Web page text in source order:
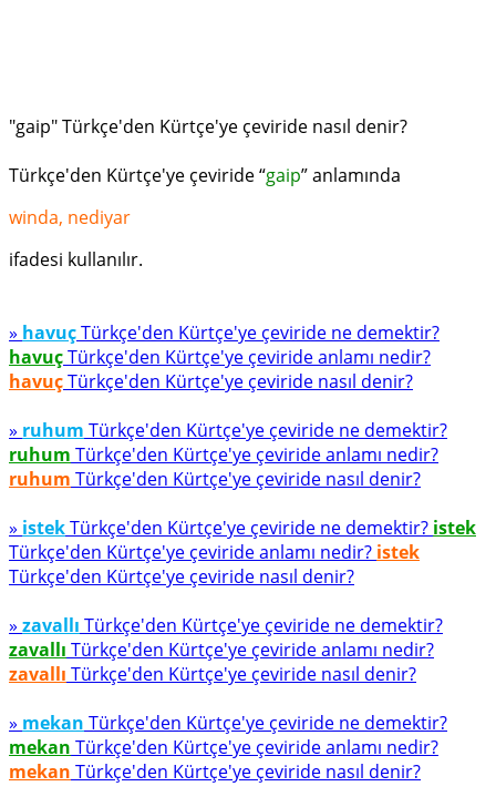
"gaip" Türkçe'den Kürtçe'ye çeviride nasıl denir?
Türkçe'den Kürtçe'ye çeviride “gaip” anlamında
winda, nediyar
ifadesi kullanılır.
» havuçTürkçe'den Kürtçe'ye çeviride ne demektir?
havuçTürkçe'den Kürtçe'ye çeviride anlamı nedir?
havuçTürkçe'den Kürtçe'ye çeviride nasıl denir?
» ruhum Türkçe'den Kürtçe'ye çeviride ne demektir?
ruhum Türkçe'den Kürtçe'ye çeviride anlamı nedir?
ruhum Türkçe'den Kürtçe'ye çeviride nasıl denir?
» istekTürkçe'den Kürtçe'ye çeviride ne demektir? istek
Türkçe'den Kürtçe'ye çeviride anlamı nedir? istek
Türkçe'den Kürtçe'ye çeviride nasıl denir?
» zavallı Türkçe'den Kürtçe'ye çeviride ne demektir?
zavallı Türkçe'den Kürtçe'ye çeviride anlamı nedir?
zavallı Türkçe'den Kürtçe'ye çeviride nasıl denir?
» mekan Türkçe'den Kürtçe'ye çeviride ne demektir?
mekan Türkçe'den Kürtçe'ye çeviride anlamı nedir?
mekan Türkçe'den Kürtçe'ye çeviride nasıl denir?